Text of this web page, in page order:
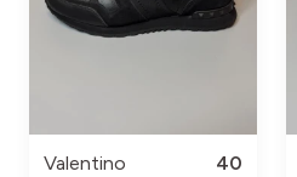
Valentino
40